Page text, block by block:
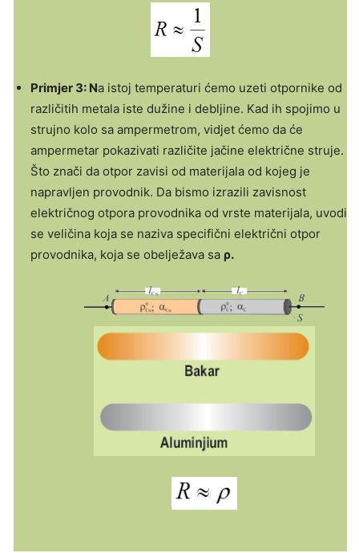
Primjer 3: Na istoj temperaturi ćemo uzeti otpornike od
različitih metala iste dužine i debljine. Kad ih spojimo u
strujno kolo sa ampermetrom, vidjet ćemo da će
ampermetar pokazivati različite jačine električne struje.
Što znači da otpor zavisi od materijala od kojeg je
napravljen provodnik. Da bismo izrazili zavisnost
električnog otpora provodnika od vrste materijala, uvodi
se veličina koja se naziva specifični električni otpor
provodnika, koja se obelježava sa ρ.